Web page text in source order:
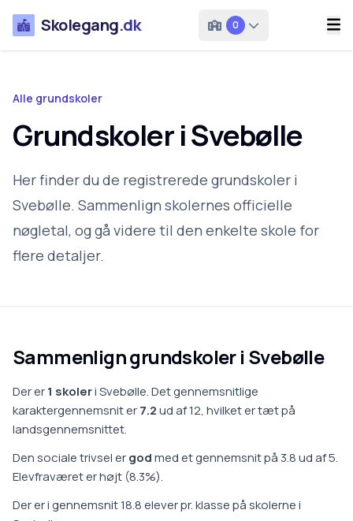
Skolegang.dk 0
Alle grundskoler
Grundskoler i Svebølle
Her finder du de registrerede grundskoler i
Svebølle. Sammenlign skolernes officielle
nøgletal, og gå videre til den enkelte skole for
flere detaljer.
Sammenlign grundskoler i Svebølle
Der er1 skoleriSvebølle.Det gennemsnitlige
karaktergennemsnit er7.2ud af 12, hvilket ertæt på
landsgennemsnittet.
Den sociale trivsel ergodmed et gennemsnit på 3.8ud af 5.
Elevfraværet erhøjt (8.3%).
Der er i gennemsnit18.8elever pr. klasse påskolerne i